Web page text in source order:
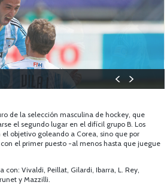
de la selección masculina de hockey, que
el segundo lugar en el difícil grupo B. Los
objetivo goleando a Corea, sino que por
el primer puesto -al menos hasta que juegue
con: Vivaldi, Peillat, Gilardi, Ibarra, L. Rey,
y Mazzilli.